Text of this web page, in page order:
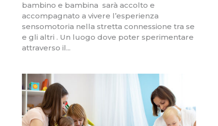
bambino e bambina sarà accolto e
accompagnato a vivere l’esperienza
sensomotoria nella stretta connessione tra se
e gli altri . Un luogo dove poter sperimentare
attraverso il...